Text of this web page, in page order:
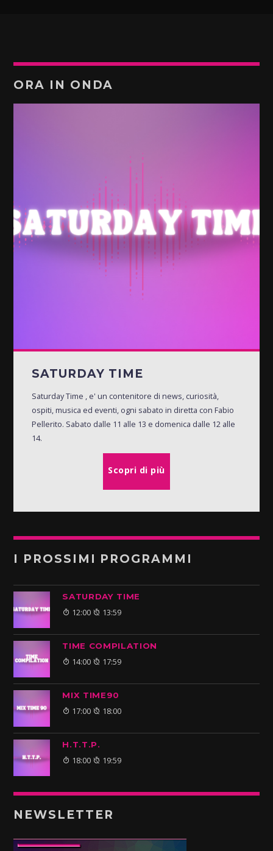
ORA IN ONDA
SATURDAY TIME
Saturday Time , e' un contenitore di news, curiosità,
ospiti, musica ed eventi, ogni sabato in diretta con Fabio
Pellerito. Sabato dalle 11 alle 13 e domenica dalle 12 alle
14.
Scopri di più
I PROSSIMI PROGRAMMI
SATURDAY TIME
12:00 13:59
TIME COMPILATION
14:00 17:59
MIX TIME90
17:00 18:00
H.T.T.P.
18:00 19:59
NEWSLETTER